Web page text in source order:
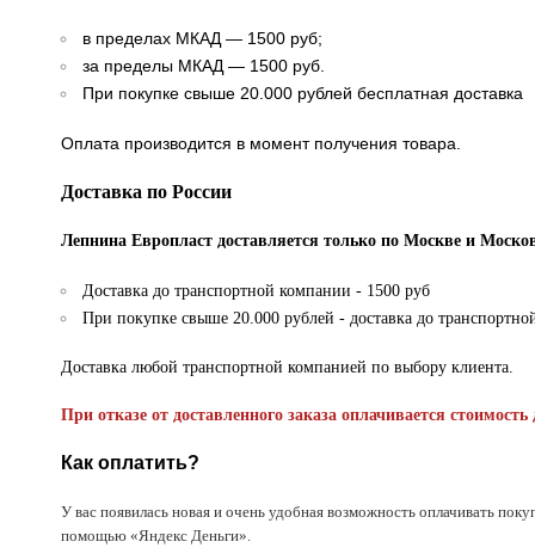
в пределах МКАД — 1500 руб;
за пределы МКАД — 1500 руб.
При покупке свыше 20.000 рублей бесплатная доставка
Оплата производится в момент получения товара.
Доставка по России
Лепнина Европласт доставляется только по Москве и
Доставка до транспортной компании - 1500 руб
При покупке свыше 20.000 рублей - доставка до
Доставка любой транспортной компанией по выбору клиента.
При отказе от доставленного заказа оплачивается стоимость
Как оплатить?
У вас появилась новая и очень удобная возможность оплачивать
помощью «Яндекс Деньги».